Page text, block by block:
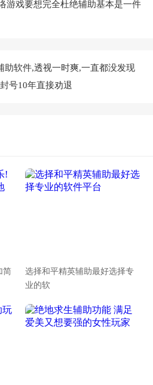
游戏要想完全杜绝辅助基本是一件
助软件,透视一时爽,一直都没发现
号10年直接劝退
简
选择和平精英辅助最好选择专
业的软